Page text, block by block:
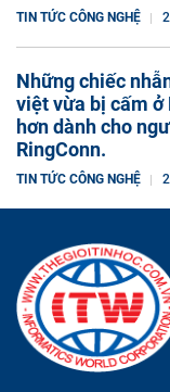
TIN TỨC CÔNG NGHỆ
Những chiếc
việt vừa bị cấm ở
hơn dành cho
RingConn.
TIN TỨC CÔNG NGHỆ